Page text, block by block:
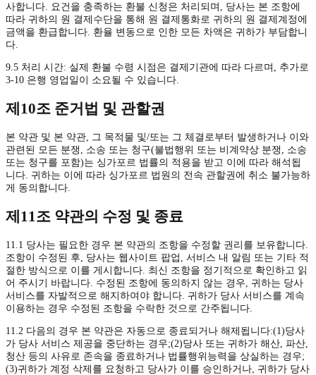
사합니다. 요건을 충족하는 환불 신청은 처리되며, 당사는 본 조항에
따라 귀하의 원 결제수단을 통해 원 결제통화로 귀하의 원 결제계정에
금액을 환급합니다. 환율 변동으로 인한 모든 차액은 귀하가 부담합니
다.
9.5 처리 시간: 실제 환불 수령 시점은 결제기관에 따라 다르며, 추가로
3-10 은행 영업일이 소요될 수 있습니다.
제10조 준거법 및 관할권
본 약관 및 본 약관, 그 목적물 및/또는 그 체결로부터 발생하거나 이와
관련된 모든 분쟁, 소송 또는 청구(불법행위 또는 비계약상 분쟁, 소송
또는 청구를 포함)는 싱가포르 법률의 적용을 받고 이에 따라 해석됩
니다. 귀하는 이에 따라 싱가포르 법원의 전속 관할권에 취소 불가능하
게 동의합니다.
제11조 약관의 수정 및 종료
11.1 당사는 필요한 경우 본 약관의 조항을 수정할 권리를 보유합니다.
조항이 수정된 후, 당사는 웹사이트 팝업, 서비스 내 알림 또는 기타 적
절한 방식으로 이를 게시합니다. 최신 조항을 정기적으로 확인하고 읽
어 주시기 바랍니다. 수정된 조항에 동의하지 않는 경우, 귀하는 당사
서비스를 자발적으로 해지하여야 합니다. 귀하가 당사 서비스를 계속
이용하는 경우 수정된 조항을 수락한 것으로 간주됩니다.
11.2 다음의 경우 본 약관은 자동으로 종료되거나 해제됩니다:(1)당사
가 당사 서비스 제공을 중단하는 경우;(2)당사 또는 귀하가 해산, 파산,
청산 등의 사유로 존속을 종료하거나 법률행위능력을 상실하는 경우;
(3)귀하가 계정 삭제를 요청하고 당사가 이를 승인하거나, 귀하가 당사